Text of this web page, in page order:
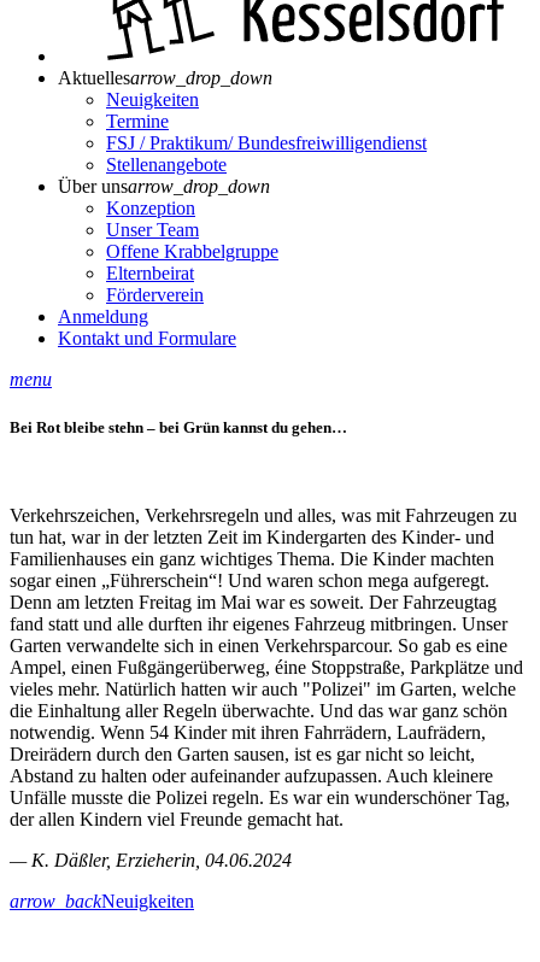
Aktuellesarrow_drop_down
Neuigkeiten
Termine
FSJ / Praktikum/ Bundesfreiwilligendienst
Stellenangebote
Über unsarrow_drop_down
Konzeption
Unser Team
Offene Krabbelgruppe
Elternbeirat
Förderverein
Anmeldung
Kontakt und Formulare
menu
Bei Rot bleibe stehn – bei Grün kannst du gehen…
Verkehrszeichen, Verkehrsregeln und alles, was mit Fahrzeugen zu
tun hat, war in der letzten Zeit im Kindergarten des Kinder- und
Familienhauses ein ganz wichtiges Thema. Die Kinder machten
sogar einen „Führerschein“! Und waren schon mega aufgeregt.
Denn am letzten Freitag im Mai war es soweit. Der Fahrzeugtag
fand statt und alle durften ihr eigenes Fahrzeug mitbringen. Unser
Garten verwandelte sich in einen Verkehrsparcour. So gab es eine
Ampel, einen Fußgängerüberweg, éine Stoppstraße, Parkplätze und
vieles mehr. Natürlich hatten wir auch "Polizei" im Garten, welche
die Einhaltung aller Regeln überwachte. Und das war ganz schön
notwendig. Wenn 54 Kinder mit ihren Fahrrädern, Laufrädern,
Dreirädern durch den Garten sausen, ist es gar nicht so leicht,
Abstand zu halten oder aufeinander aufzupassen. Auch kleinere
Unfälle musste die Polizei regeln. Es war ein wunderschöner Tag,
der allen Kindern viel Freunde gemacht hat.
— K. Däßler, Erzieherin, 04.06.2024
arrow_backNeuigkeiten